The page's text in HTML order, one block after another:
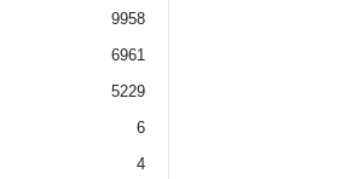
9958
6961
5229
6
4